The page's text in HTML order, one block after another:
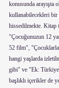
konusunda arayışta
kullanabilecekleri bir
hissedilmekte. Kitap
"Çocuğunuzun 12
52 film",
hangi yaşlarda
gibi" ve "Ek:
başlıklı içerikler de